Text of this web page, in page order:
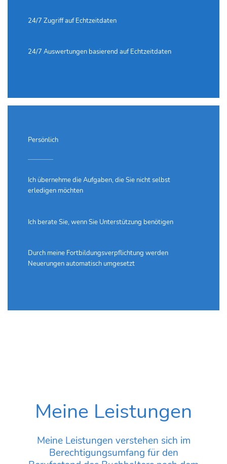
24/7 Zugriff auf Echtzeitdaten
24/7 Auswertungen basierend auf Echtzeitdaten
Persönlich
Ich übernehme die Aufgaben, die Sie nicht selbst
erledigen möchten
Ich berate Sie, wenn Sie Unterstützung benötigen
Durch meine Fortbildungsverpflichtung werden
Neuerungen automatisch umgesetzt
Meine Leistungen
Meine Leistungen verstehen sich im
Berechtigungsumfang für den